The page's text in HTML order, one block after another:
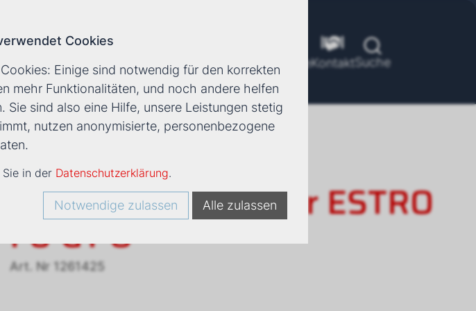
ToolsUnternehmen KarriereKontaktSuche
ESTRO FU GT 8
Ventilatorkonvektor ESTRO
FU GT 8
Art. Nr 1261425
Cookies
Einige sind notwendig für den korrekten
mehr Funktionalitäten, und noch andere helfen
sind also eine Hilfe, unsere Leistungen stetig
nutzen anonymisierte, personenbezogene
in der Datenschutzerklärung.
Notwendige zulassen Alle zulassen